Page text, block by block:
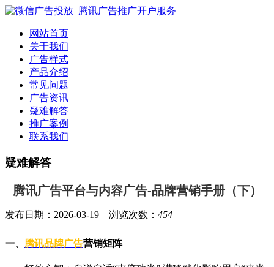
网站首页
关于我们
广告样式
产品介绍
常见问题
广告资讯
疑难解答
推广案例
联系我们
疑难解答
腾讯广告平台与内容广告-品牌营销手册（下）
发布日期：2026-03-19 浏览次数： 454
一、 腾讯品牌广告营销矩阵